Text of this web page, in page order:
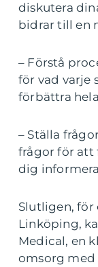
diskutera
bidrar till en
– Förstå
för vad varje
förbättra
– Ställa
frågor för att
dig
Slutligen, för
Linköping,
Medical, en
omsorg med